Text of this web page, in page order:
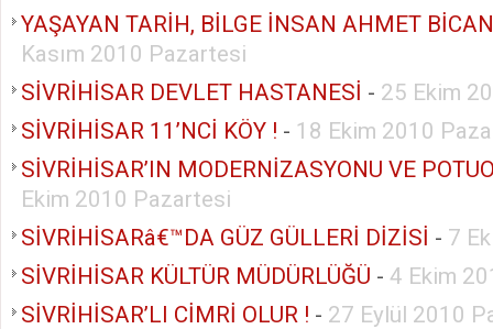
YAŞAYAN TARİH, BİLGE İNSAN AHMET
Kasım 2010 Pazartesi
SİVRİHİSAR DEVLET HASTANESİ - 25 Ekim
SİVRİHİSAR 11’NCİ KÖY ! - 18 Ekim 2010
SİVRİHİSAR’IN MODERNİZASYONU VE
Ekim 2010 Pazartesi
SİVRİHİSARâ€™DA GÜZ GÜLLERİ DİZİSİ - 7
SİVRİHİSAR KÜLTÜR MÜDÜRLÜĞÜ - 4 Ekim
SİVRİHİSAR’LI CİMRİ OLUR ! - 27 Eylül 2010